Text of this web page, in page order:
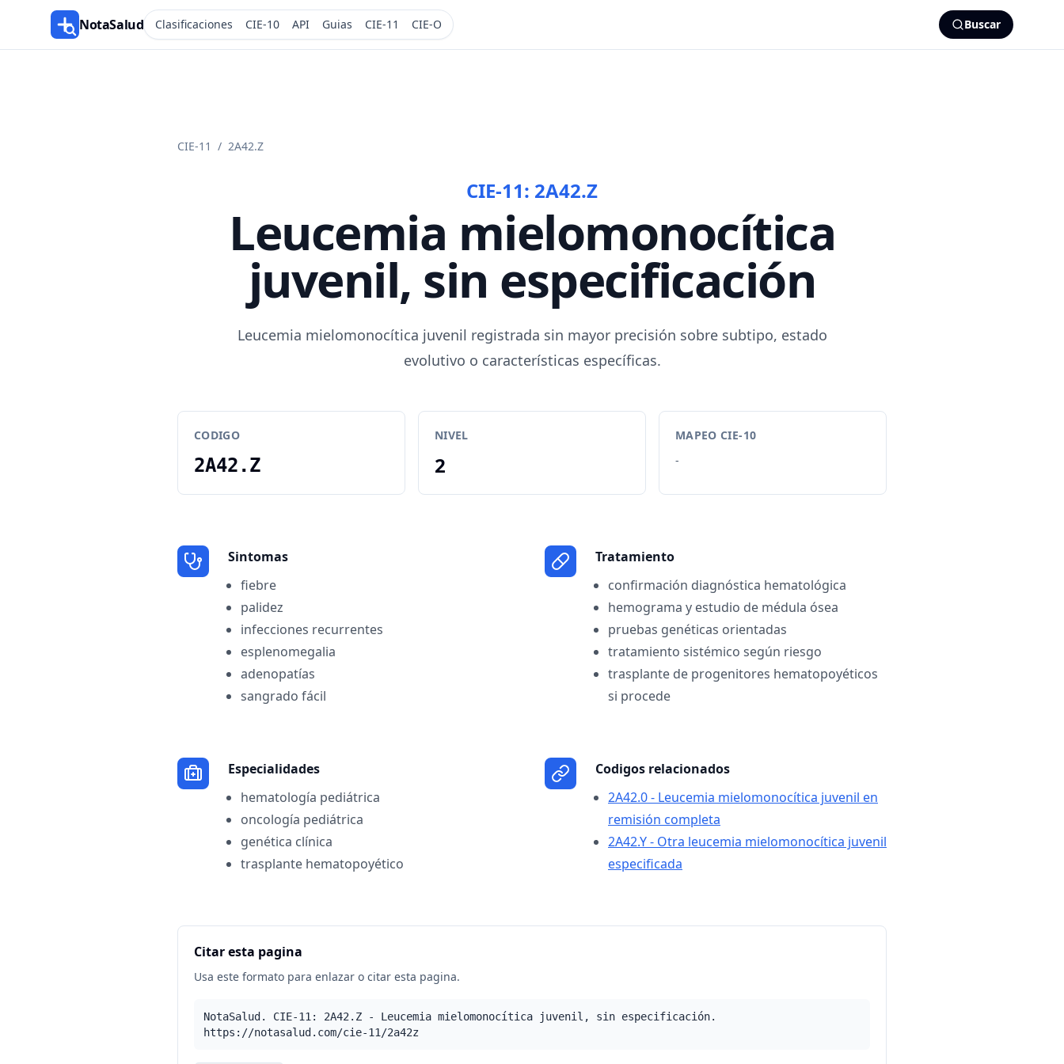
NotaSalud Clasificaciones CIE-10 API Guias CIE-11 CIE-O Buscar
CIE-11 / 2A42.Z
CIE-11: 2A42.Z
Leucemia mielomonocítica
juvenil, sin especificación
Leucemia mielomonocítica juvenil registrada sin mayor precisión sobre subtipo, estado
evolutivo o características específicas.
CODIGO
2A42.Z
NIVEL
2
MAPEO CIE-10
-
Sintomas
fiebre
palidez
infecciones recurrentes
esplenomegalia
adenopatías
sangrado fácil
Tratamiento
confirmación diagnóstica hematológica
hemograma y estudio de médula ósea
pruebas genéticas orientadas
tratamiento sistémico según riesgo
trasplante de progenitores hematopoyéticos
si procede
Especialidades
hematología pediátrica
oncología pediátrica
genética clínica
trasplante hematopoyético
Codigos relacionados
2A42.0 - Leucemia mielomonocítica juvenil en
remisión completa
2A42.Y - Otra leucemia mielomonocítica juvenil
especificada
Citar esta pagina
Usa este formato para enlazar o citar esta pagina.
NotaSalud. CIE-11: 2A42.Z - Leucemia mielomonocítica juvenil, sin especificación.
https://notasalud.com/cie-11/2a42z